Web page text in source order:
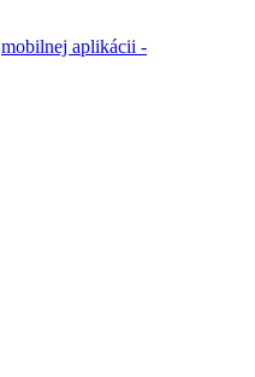
mobilnej aplikácii -